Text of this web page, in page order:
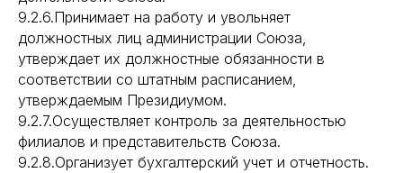
9.2.6.Принимает на работу и увольняет
должностных лиц администрации Союза,
утверждает их должностные обязанности в
соответствии со штатным расписанием,
утверждаемым Президиумом.
9.2.7.Осуществляет контроль за деятельностью
филиалов и представительств Союза.
9.2.8.Организует бухгалтерский учет и отчетность.